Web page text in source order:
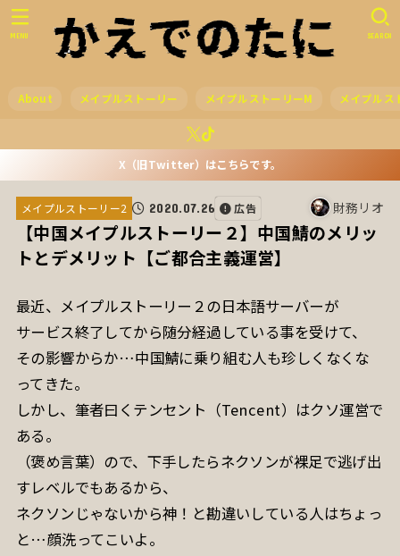
About メイプルストーリー メイプルストーリーM メイプルス
SEARCH
MENU
X（旧Twitter）はこちらです。
メイプルストーリー2 2020.07.26 広告 財務リオ
【中国メイプルストーリー２】中国鯖のメリッ
トとデメリット【ご都合主義運営】
最近、メイプルストーリー２の日本語サーバーが
サービス終了してから随分経過している事を受けて、
その影響からか…中国鯖に乗り組む人も珍しくなくな
ってきた。
しかし、筆者曰くテンセント（Tencent）はクソ運営で
ある。
（褒め言葉）ので、下手したらネクソンが裸足で逃げ出
すレベルでもあるから、
ネクソンじゃないから神！と勘違いしている人はちょっ
と…顔洗ってこいよ。